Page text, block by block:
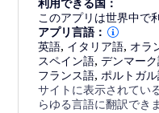
利用できる国：
このアプリは世界中で
アプリ言語：
英語, イタリア語, オラ
スペイン語,デンマー
フランス語, ポルトガ
サイトに表示されてい
らゆる言語に翻訳でき